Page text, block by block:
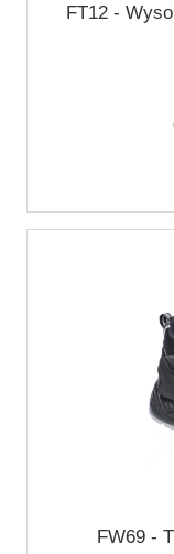
FT12 -
FW69 -